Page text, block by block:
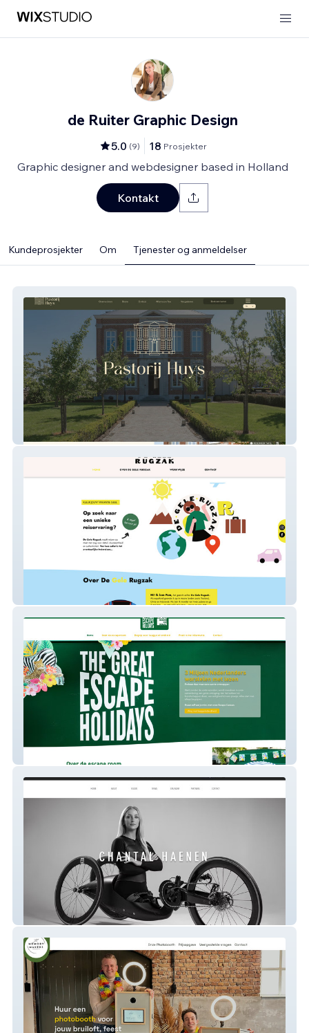
de Ruiter Graphic Design
5.0 (9) 18 Prosjekter
Graphic designer and webdesigner based in Holland
Kontakt
Kundeprosjekter Om Tjenester og anmeldelser
Pastorij Huys
Chantal Haenen